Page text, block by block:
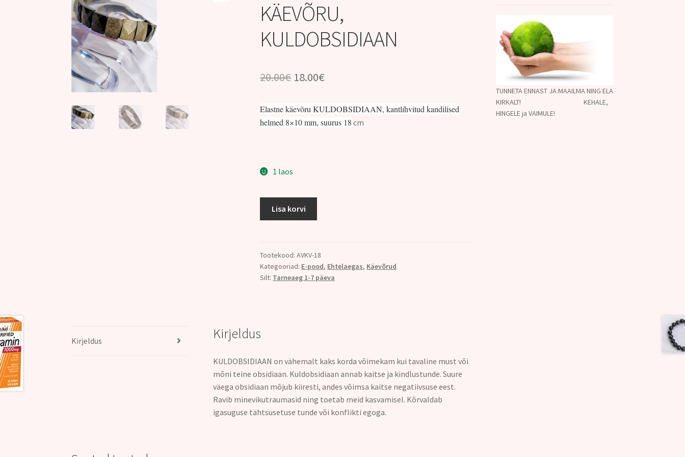
KÄEVÕRU,
KULDOBSIDIAAN
20.00€ Algne
oli:
18.00€
on:
Elastne käevõru KULDOBSIDIAAN, kantlihvitud kandilised
helmed 8×10 mm, suurus 18 cm
1 laos
Lisa korvi
Tootekood:AVKV-18
Kategooriad: E-pood, Ehtelaegas, Käevõrud
Silt: Tarneaeg 1-7 päeva
Kirjeldus Kirjeldus
KULDOBSIDIAAN on vähemalt kaks korda võimekam kui tavaline must või
mõni teine obsidiaan. Kuldobsidiaan annab kaitse ja kindlustunde. Suure
väega obsidiaan mõjub kiiresti, andes võimsa kaitse negatiivsuse eest.
Ravib minevikutraumasid ning toetab meid kasvamisel. Kõrvaldab
igasuguse tähtsusetuse tunde või konflikti egoga.
TUNNETA ENNAST JA MAAILMA NING ELA
KIRKALT! KEHALE,
HINGELE ja VAIMULE!